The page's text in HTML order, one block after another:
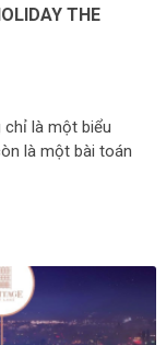
THE
chỉ là một biểu
là một bài toán